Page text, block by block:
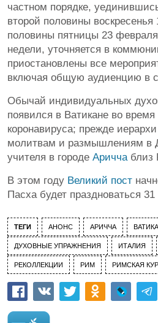
частном порядке,
второй половины
половины пятницы 23
недели, уточняется в
приостановлены все
включая общую аудиенцию в
Обычай индивидуальных
появился в Ватикане во
коронавируса; прежде
молитвам и размышлениям в
учителя в городе Аричча близ
В этом году Великий пост
Пасха будет праздноваться
ТЕГИ АНОНС АРИЧЧА
ДУХОВНЫЕ УПРАЖНЕНИЯ ИТАЛИЯ
РЕКОЛЛЕКЦИИ РИМ РИМСКАЯ